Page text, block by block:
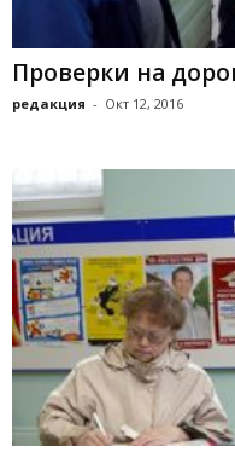
Проверки на
редакция - Окт 12, 2016